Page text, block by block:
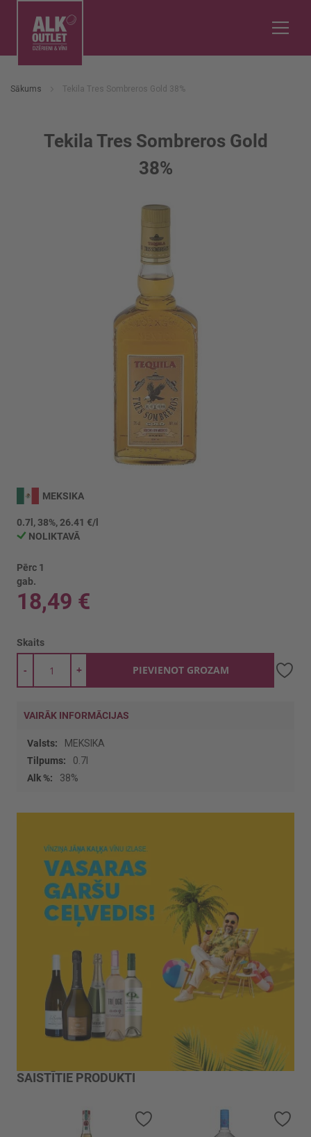
Sākums Tekila Tres Sombreros Gold 38%
Tekila Tres Sombreros Gold
38%
uz
galerijas
sākumu
MEKSIKA
0.7l, 38%, 26.41 €/l
NOLIKTAVĀ
Pērc 1
gab.
18,49 €
Skaits
+
- PIEVIENOT GROZAM
VAIRĀK INFORMĀCIJAS
Vairāk
informācijas
MEKSIKA
0.7l
38%
SAISTĪTIE PRODUKTI